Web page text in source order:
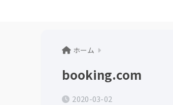
ホーム
booking.com
2020-03-02